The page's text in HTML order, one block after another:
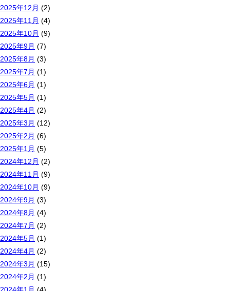
2025年12月 (2)
2025年11月 (4)
2025年10月 (9)
2025年9月 (7)
2025年8月 (3)
2025年7月 (1)
2025年6月 (1)
2025年5月 (1)
2025年4月 (2)
2025年3月 (12)
2025年2月 (6)
2025年1月 (5)
2024年12月 (2)
2024年11月 (9)
2024年10月 (9)
2024年9月 (3)
2024年8月 (4)
2024年7月 (2)
2024年5月 (1)
2024年4月 (2)
2024年3月 (15)
2024年2月 (1)